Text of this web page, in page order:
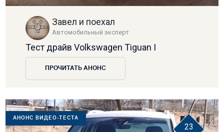
Завел и поехал
Автомобильный эксперт
Тест драйв Volkswagen Tiguan I
ПРОЧИТАТЬ АНОНС
АНОНС ВИДЕО-ТЕСТА
23